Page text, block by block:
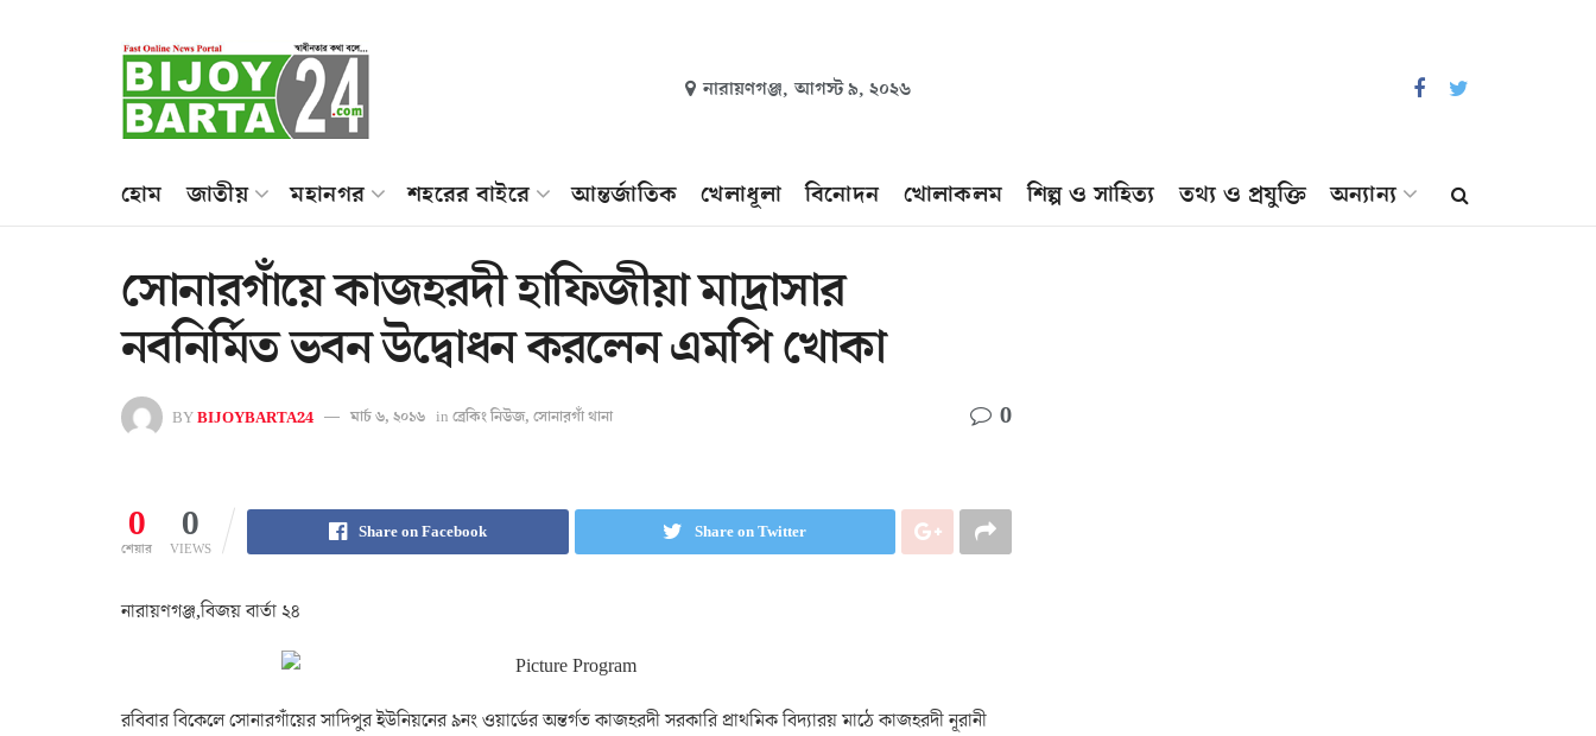
নারায়ণগঞ্জ, আগস্ট ৯, ২০২৬
হোম জাতীয় মহানগর শহরের বাইরে আন্তর্জাতিক খেলাধূলা বিনোদন খোলাকলম শিল্প ও সাহিত্য তথ্য ও প্রযুক্তি অন্যান্য
সোনারগাঁয়ে কাজহরদী হাফিজীয়া মাদ্রাসার
নবনির্মিত ভবন উদ্বোধন করলেন এমপি খোকা
BYBIJOYBARTA24 মার্চ ৬, ২০১৬ in ব্রেকিং নিউজ, সোনারগাঁ থানা 0
0
শেয়ার
0
VIEWS
Share on Facebook Share on Twitter
নারায়ণগঞ্জ,বিজয় বার্তা ২৪
রবিবার বিকেলে সোনারগাঁয়ের সাদিপুর ইউনিয়নের ৯নং ওয়ার্ডের অন্তর্গত কাজহরদী সরকারি প্রাথমিক বিদ্যারয় মাঠে কাজহরদী নূরানী